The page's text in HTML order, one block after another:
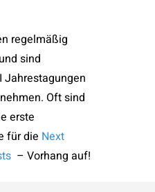
regelmäßig
sind
Jahrestagungen
Oft sind
erste
für die Next
– Vorhang auf!